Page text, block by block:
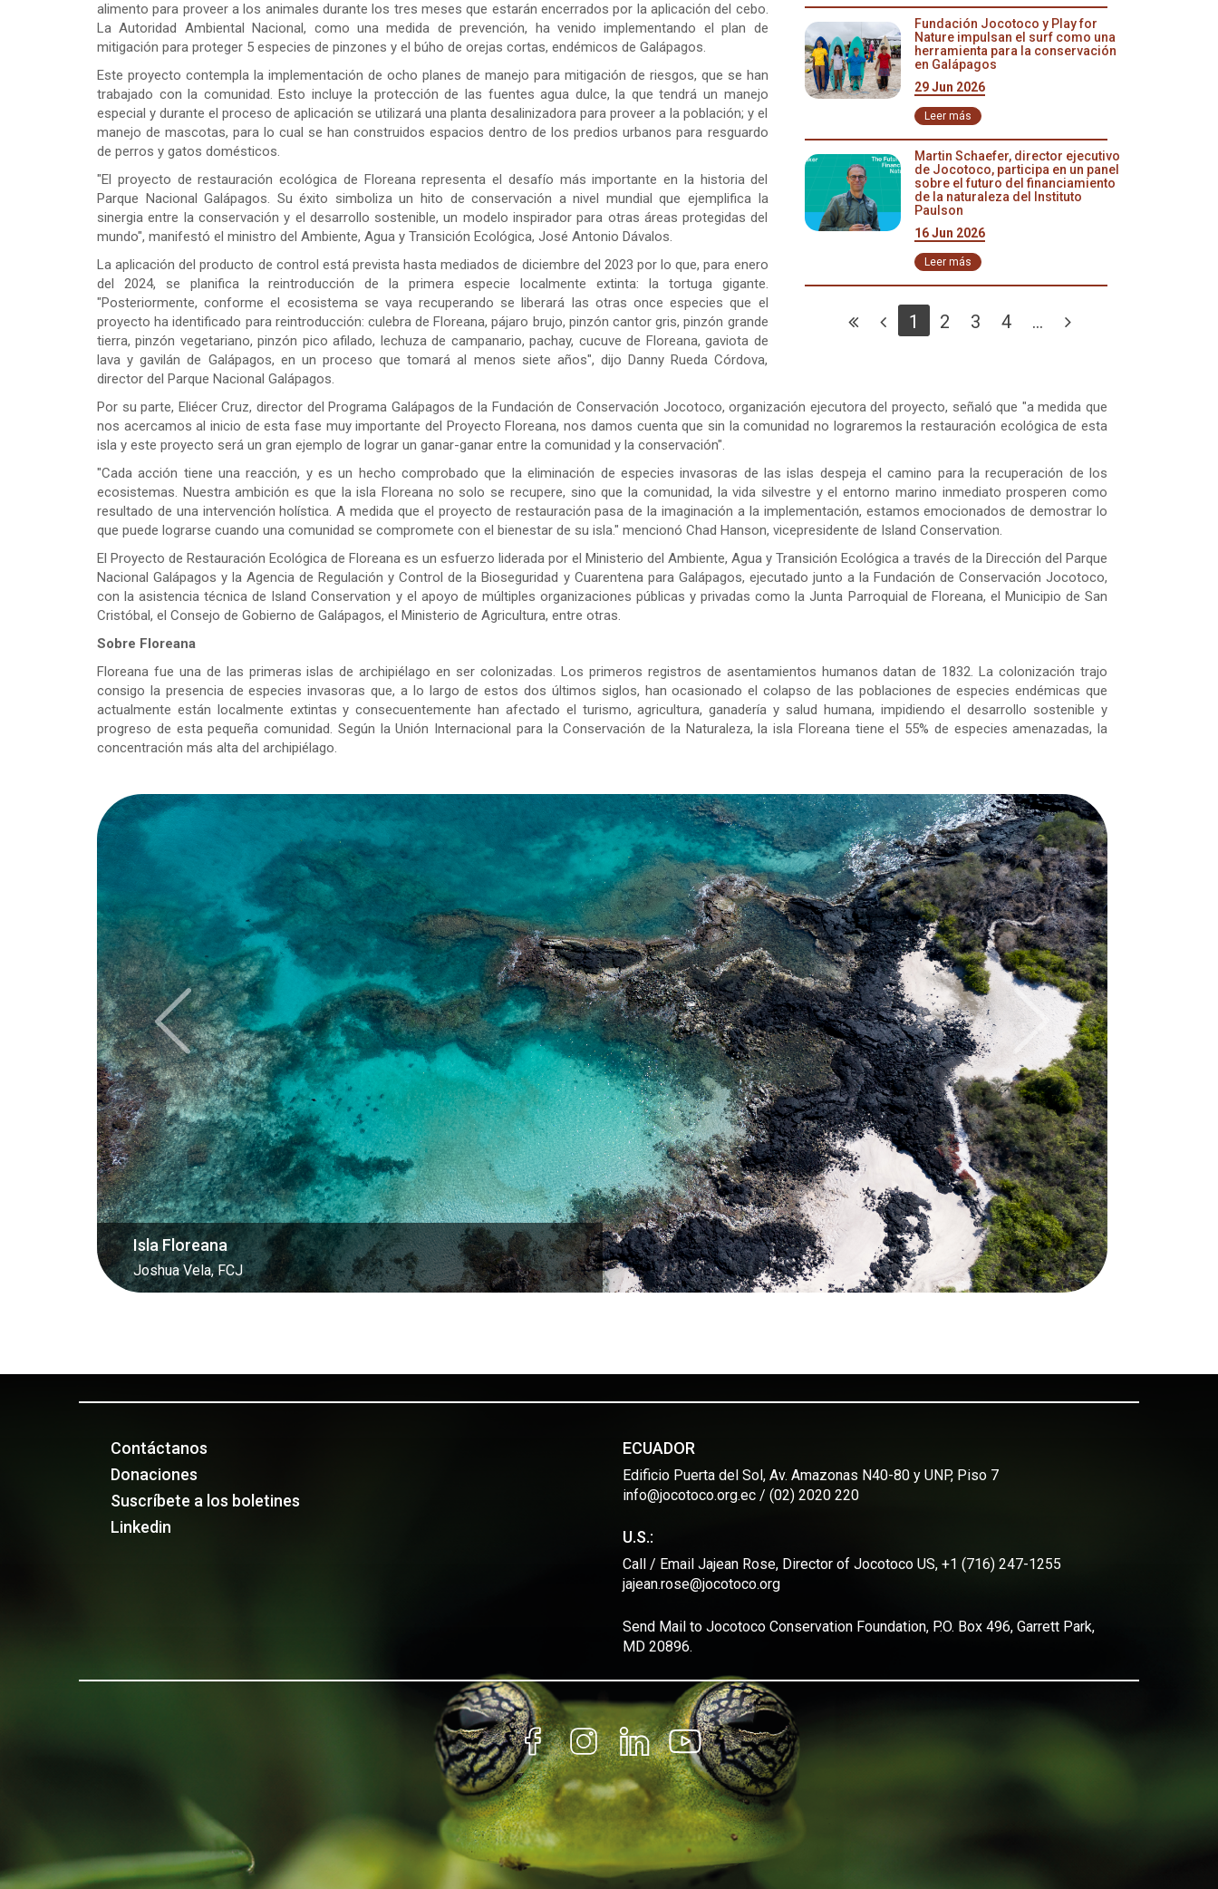
Fundación Jocotoco y Play for
Nature impulsan el surf como una
herramienta para la conservación
en Galápagos
29 Jun 2026
Leer más
Martin Schaefer, director ejecutivo
de Jocotoco, participa en un panel
sobre el futuro del financiamiento
de la naturaleza del Instituto
Paulson
16 Jun 2026
Leer más
1 2 3 4 ...
alimento para proveer a los animales durante los tres meses que estarán encerrados por la aplicación del cebo.
La Autoridad Ambiental Nacional, como una medida de prevención, ha venido implementando el plan de
mitigación para proteger 5 especies de pinzones y el búho de orejas cortas, endémicos de Galápagos.
Este proyecto contempla la implementación de ocho planes de manejo para mitigación de riesgos, que se han
trabajado con la comunidad. Esto incluye la protección de las fuentes agua dulce, la que tendrá un manejo
especial y durante el proceso de aplicación se utilizará una planta desalinizadora para proveer a la población; y el
manejo de mascotas, para lo cual se han construidos espacios dentro de los predios urbanos para resguardo
de perros y gatos domésticos.
"El proyecto de restauración ecológica de Floreana representa el desafío más importante en la historia del
Parque Nacional Galápagos. Su éxito simboliza un hito de conservación a nivel mundial que ejemplifica la
sinergia entre la conservación y el desarrollo sostenible, un modelo inspirador para otras áreas protegidas del
mundo", manifestó el ministro del Ambiente, Agua y Transición Ecológica, José Antonio Dávalos.
La aplicación del producto de control está prevista hasta mediados de diciembre del 2023 por lo que, para enero
del 2024, se planifica la reintroducción de la primera especie localmente extinta: la tortuga gigante.
"Posteriormente, conforme el ecosistema se vaya recuperando se liberará las otras once especies que el
proyecto ha identificado para reintroducción: culebra de Floreana, pájaro brujo, pinzón cantor gris, pinzón grande
tierra, pinzón vegetariano, pinzón pico afilado, lechuza de campanario, pachay, cucuve de Floreana, gaviota de
lava y gavilán de Galápagos, en un proceso que tomará al menos siete años", dijo Danny Rueda Córdova,
director del Parque Nacional Galápagos.
Por su parte, Eliécer Cruz, director del Programa Galápagos de la Fundación de Conservación Jocotoco, organización ejecutora del proyecto, señaló que "a medida que
nos acercamos al inicio de esta fase muy importante del Proyecto Floreana, nos damos cuenta que sin la comunidad no lograremos la restauración ecológica de esta
isla y este proyecto será un gran ejemplo de lograr un ganar-ganar entre la comunidad y la conservación".
"Cada acción tiene una reacción, y es un hecho comprobado que la eliminación de especies invasoras de las islas despeja el camino para la recuperación de los
ecosistemas. Nuestra ambición es que la isla Floreana no solo se recupere, sino que la comunidad, la vida silvestre y el entorno marino inmediato prosperen como
resultado de una intervención holística. A medida que el proyecto de restauración pasa de la imaginación a la implementación, estamos emocionados de demostrar lo
que puede lograrse cuando una comunidad se compromete con el bienestar de su isla." mencionó Chad Hanson, vicepresidente de Island Conservation.
El Proyecto de Restauración Ecológica de Floreana es un esfuerzo liderada por el Ministerio del Ambiente, Agua y Transición Ecológica a través de la Dirección del Parque
Nacional Galápagos y la Agencia de Regulación y Control de la Bioseguridad y Cuarentena para Galápagos, ejecutado junto a la Fundación de Conservación Jocotoco,
con la asistencia técnica de Island Conservation y el apoyo de múltiples organizaciones públicas y privadas como la Junta Parroquial de Floreana, el Municipio de San
Cristóbal, el Consejo de Gobierno de Galápagos, el Ministerio de Agricultura, entre otras.
Sobre Floreana
Floreana fue una de las primeras islas de archipiélago en ser colonizadas. Los primeros registros de asentamientos humanos datan de 1832. La colonización trajo
consigo la presencia de especies invasoras que, a lo largo de estos dos últimos siglos, han ocasionado el colapso de las poblaciones de especies endémicas que
actualmente están localmente extintas y consecuentemente han afectado el turismo, agricultura, ganadería y salud humana, impidiendo el desarrollo sostenible y
progreso de esta pequeña comunidad. Según la Unión Internacional para la Conservación de la Naturaleza, la isla Floreana tiene el 55% de especies amenazadas, la
concentración más alta del archipiélago.
Vista aérea del Puerto Velasco Ibarra, Isla Floreana
Joshua Vela , FCJ
Previous Next
Contáctanos
Donaciones
Suscríbete a los boletines
Linkedin
ECUADOR
Edificio Puerta del Sol, Av. Amazonas N40-80 y UNP, Piso 7
info@jocotoco.org.ec / (02) 2020 220
U.S.:
Call / Email Jajean Rose, Director of Jocotoco US, +1 (716) 247-1255
jajean.rose@jocotoco.org
Send Mail to Jocotoco Conservation Foundation, P.O. Box 496, Garrett Park,
MD 20896.